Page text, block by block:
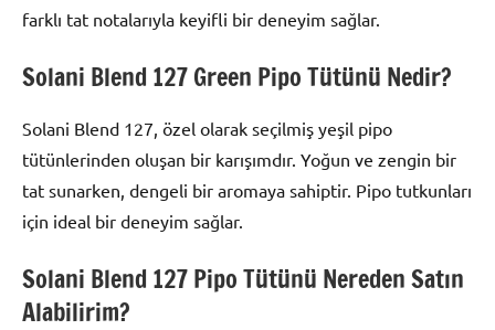
farklı tat notalarıyla keyifli bir deneyim sağlar.
Solani Blend 127 Green Pipo Tütünü Nedir?
Solani Blend 127, özel olarak seçilmiş yeşil pipo
tütünlerinden oluşan bir karışımdır. Yoğun ve zengin bir
tat sunarken, dengeli bir aromaya sahiptir. Pipo tutkunları
için ideal bir deneyim sağlar.
Solani Blend 127 Pipo Tütünü Nereden Satın
Alabilirim?